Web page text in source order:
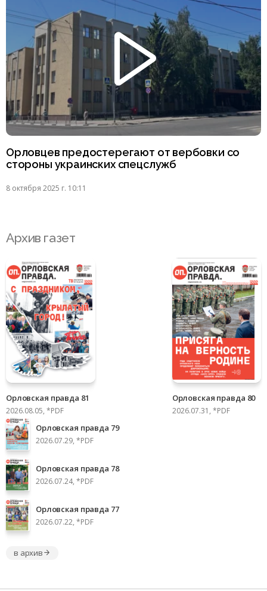
Орловцев предостерегают от вербовки со
стороны украинских спецслужб
8 октября 2025 г. 10:11
Архив газет
Орловская правда 81
2026.08.05, *PDF
Орловская правда 80
2026.07.31, *PDF
Орловская правда 79
2026.07.29, *PDF
Орловская правда 78
2026.07.24, *PDF
Орловская правда 77
2026.07.22, *PDF
в архив